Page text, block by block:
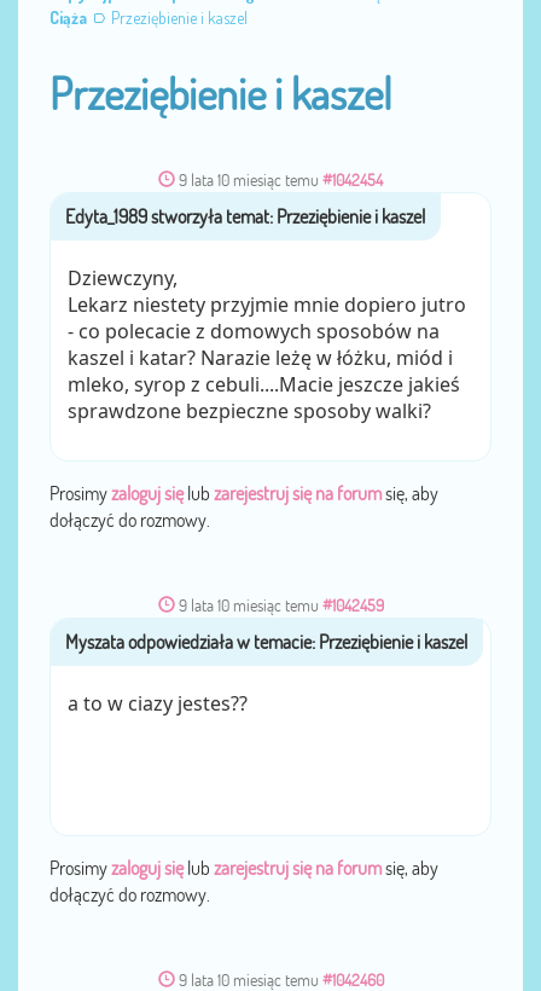
Ciąża
Przeziębienie i kaszel
Przeziębienie i kaszel
9 lata 10 miesiąc temu #1042454
przezEdyta_1989
Dziewczyny,
Lekarz niestety przyjmie mnie dopiero jutro
- co polecacie z domowych sposobów na
kaszel i katar? Narazie leżę w łóżku, miód i
mleko, syrop z cebuli....Macie jeszcze jakieś
sprawdzone bezpieczne sposoby walki?
Prosimyzaloguj sięlub zarejestruj się na forumsię, aby
dołączyć do rozmowy.
9 lata 10 miesiąc temu #1042459
przezMyszata
a to w ciazy jestes??
Prosimyzaloguj sięlub zarejestruj się na forumsię, aby
dołączyć do rozmowy.
9 lata 10 miesiąc temu #1042460